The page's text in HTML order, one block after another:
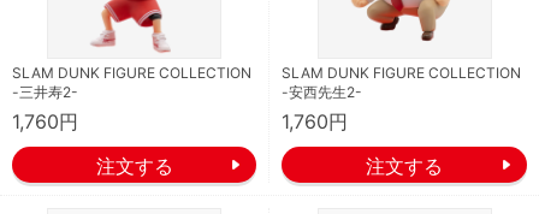
SLAM DUNK FIGURE COLLECTION
-三井寿2-
1,760円
SLAM DUNK FIGURE COLLECTION
-安西先生2-
1,760円